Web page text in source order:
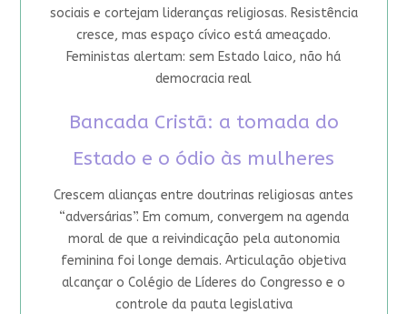
sociais e cortejam lideranças religiosas. Resistência
cresce, mas espaço cívico está ameaçado.
Feministas alertam: sem Estado laico, não há
democracia real
Bancada Cristã: a tomada do
Estado e o ódio às mulheres
Crescem alianças entre doutrinas religiosas antes
“adversárias”. Em comum, convergem na agenda
moral de que a reivindicação pela autonomia
feminina foi longe demais. Articulação objetiva
alcançar o Colégio de Líderes do Congresso e o
controle da pauta legislativa